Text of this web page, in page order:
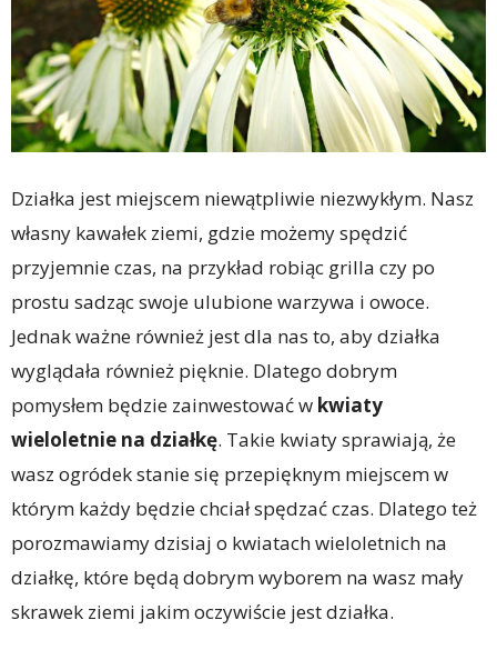
Działka jest miejscem niewątpliwie niezwykłym. Nasz
własny kawałek ziemi, gdzie możemy spędzić
przyjemnie czas, na przykład robiąc grilla czy po
prostu sadząc swoje ulubione warzywa i owoce.
Jednak ważne również jest dla nas to, aby działka
wyglądała również pięknie. Dlatego dobrym
pomysłem będzie zainwestować w kwiaty
wieloletnie na działkę. Takie kwiaty sprawiają, że
wasz ogródek stanie się przepięknym miejscem w
którym każdy będzie chciał spędzać czas. Dlatego też
porozmawiamy dzisiaj o kwiatach wieloletnich na
działkę, które będą dobrym wyborem na wasz mały
skrawek ziemi jakim oczywiście jest działka.